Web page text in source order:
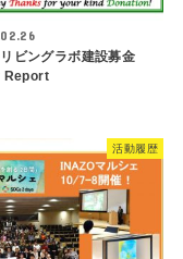
ビングラボ建設募金
Report
活動履歴